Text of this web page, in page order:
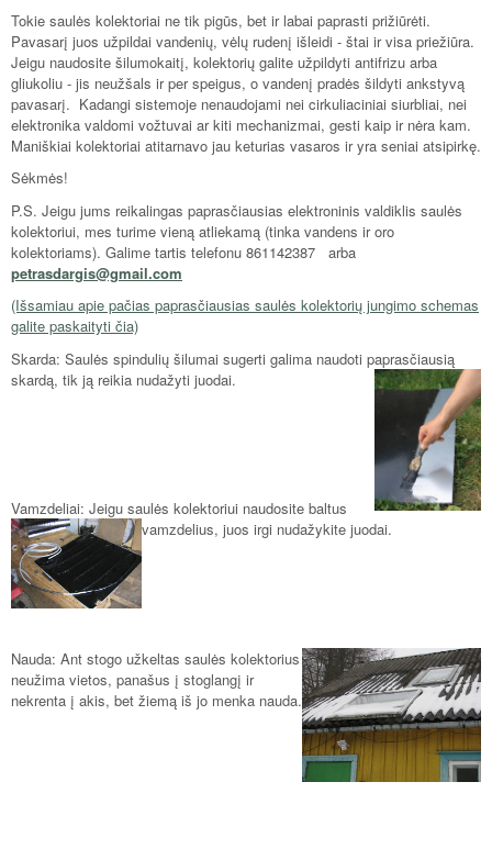
Tokie saulės kolektoriai ne tik pigūs, bet ir labai paprasti prižiūrėti.
Pavasarį juos užpildai vandenių, vėlų rudenį išleidi - štai ir visa priežiūra.
Jeigu naudosite šilumokaitį, kolektorių galite užpildyti antifrizu arba
gliukoliu - jis neužšals ir per speigus, o vandenį pradės šildyti ankstyvą
pavasarį. Kadangi sistemoje nenaudojami nei cirkuliaciniai siurbliai, nei
elektronika valdomi vožtuvai ar kiti mechanizmai, gesti kaip ir nėra kam.
Maniškiai kolektoriai atitarnavo jau keturias vasaros ir yra seniai atsipirkę.
Sėkmės!
P.S. Jeigu jums reikalingas paprasčiausias elektroninis valdiklis saulės
kolektoriui, mes turime vieną atliekamą (tinka vandens ir oro
kolektoriams). Galime tartis telefonu 861142387 arba
petrasdargis@gmail.com
(Išsamiau apie pačias paprasčiausias saulės kolektorių jungimo schemas
galite paskaityti čia)
Skarda: Saulės spindulių šilumai sugerti galima naudoti paprasčiausią
skardą, tik ją reikia nudažyti juodai.
Vamzdeliai: Jeigu saulės kolektoriui naudosite baltus
vamzdelius, juos irgi nudažykite juodai.
Nauda: Ant stogo užkeltas saulės kolektorius
neužima vietos, panašus į stoglangį ir
nekrenta į akis, bet žiemą iš jo menka nauda.